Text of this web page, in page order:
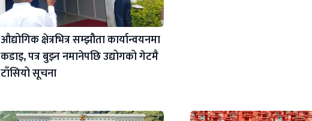
औद्योगिक क्षेत्रभित्र सम्झौता कार्यान्वयनमा
कडाइ, पत्र बुझ्न नमानेपछि उद्योगको गेटमै
टाँसियो सूचना